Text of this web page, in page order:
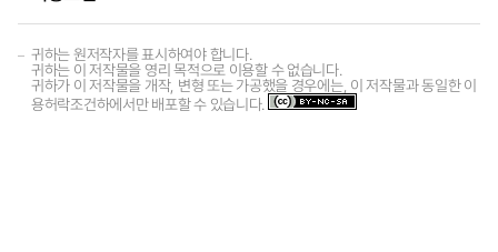
귀하는 원저작자를 표시하여야 합니다.
귀하는 이 저작물을 영리 목적으로 이용할 수 없습니다.
귀하가 이 저작물을 개작, 변형 또는 가공했을 경우에는, 이 저작물과 동일한 이
용허락조건하에서만 배포할 수 있습니다.